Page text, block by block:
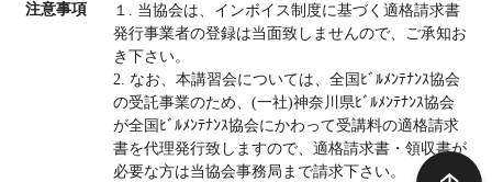
注意事項
１. 当協会は、インボイス制度に基づく適格請求書
発行事業者の登録は当面致しませんので、ご承知お
き下さい。
2. なお、本講習会については、全国ﾋﾞﾙﾒﾝﾃﾅﾝｽ協会
の受託事業のため、(一社)神奈川県ﾋﾞﾙﾒﾝﾃﾅﾝｽ協会
が全国ﾋﾞﾙﾒﾝﾃﾅﾝｽ協会にかわって受講料の適格請求
書を代理発行致しますので、適格請求書・領収書が
必要な方は当協会事務局まで請求下さい。